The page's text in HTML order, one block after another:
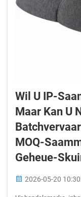
Wil U IP-
Maar Kan U
MOQ-
Geheue-
2026-05-20